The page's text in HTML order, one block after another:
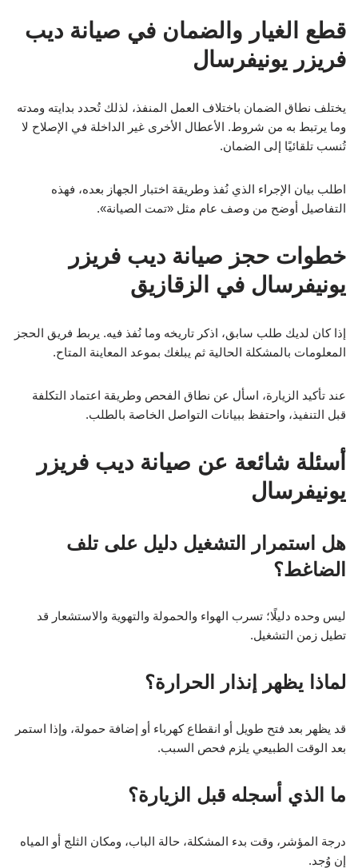
قطع الغيار والضمان في صيانة ديب
فريزر يونيفرسال
يختلف نطاق الضمان باختلاف العمل المنفذ، لذلك تُحدد بدايته ومدته
وما يرتبط به من شروط. الأعطال الأخرى غير الداخلة في الإصلاح لا
تُنسب تلقائيًا إلى الضمان.
اطلب بيان الإجراء الذي نُفذ وطريقة اختبار الجهاز بعده، فهذه
التفاصيل أوضح من وصف عام مثل «تمت الصيانة».
خطوات حجز صيانة ديب فريزر
يونيفرسال في الزقازيق
إذا كان لديك طلب سابق، اذكر تاريخه وما نُفذ فيه. يربط فريق الحجز
المعلومات بالمشكلة الحالية ثم يبلغك بموعد المعاينة المتاح.
عند تأكيد الزيارة، اسأل عن نطاق الفحص وطريقة اعتماد التكلفة
قبل التنفيذ، واحتفظ ببيانات التواصل الخاصة بالطلب.
أسئلة شائعة عن صيانة ديب فريزر
يونيفرسال
هل استمرار التشغيل دليل على تلف
الضاغط؟
ليس وحده دليلًا؛ تسرب الهواء والحمولة والتهوية والاستشعار قد
تطيل زمن التشغيل.
لماذا يظهر إنذار الحرارة؟
قد يظهر بعد فتح طويل أو انقطاع كهرباء أو إضافة حمولة، وإذا استمر
بعد الوقت الطبيعي يلزم فحص السبب.
ما الذي أسجله قبل الزيارة؟
درجة المؤشر، وقت بدء المشكلة، حالة الباب، ومكان الثلج أو المياه
إن وُجد.